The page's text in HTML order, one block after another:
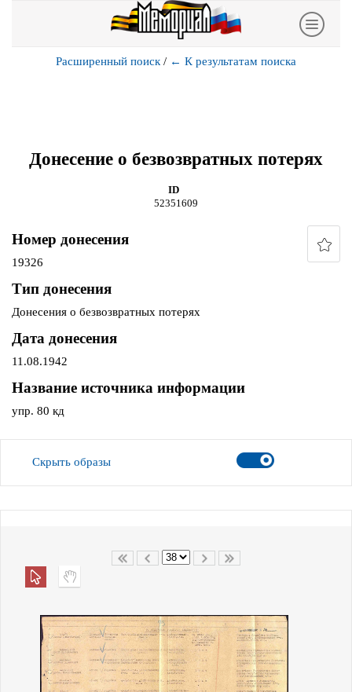
Расширенный поиск / ← К результатам поиска
Донесение о безвозвратных потерях
ID
52351609
Номер донесения
19326
Тип донесения
Донесения о безвозвратных потерях
Дата донесения
11.08.1942
Название источника информации
упр. 80 кд
Скрыть образы